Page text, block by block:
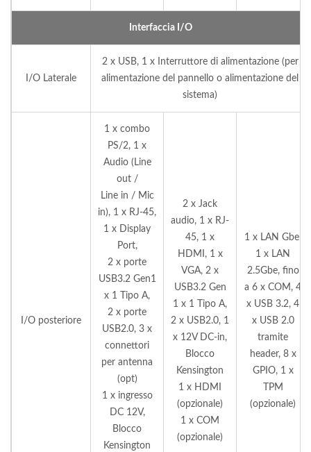
Interfaccia I/O
I/O Laterale
2 x USB, 1 x Interruttore di alimentazione (per
alimentazione del pannello o alimentazione del
sistema)
I/O posteriore
1 x combo
PS/2, 1 x
Audio (Line
out /
Line in / Mic
in), 1 x RJ-45,
1 x Display
Port,
2 x porte
USB3.2 Gen1
x 1 Tipo A,
2 x porte
USB2.0, 3 x
connettori
per antenna
(opt)
1 x ingresso
DC 12V,
Blocco
Kensington
2 x Jack
audio, 1 x RJ-
45, 1 x
HDMI, 1 x
VGA, 2 x
USB3.2 Gen
1 x 1 Tipo A,
2 x USB2.0, 1
x 12V DC-in,
Blocco
Kensington
1 x HDMI
(opzionale)
1 x COM
(opzionale)
1 x LAN Gbe,
1 x LAN
2.5Gbe, fino
a 6 x COM, 4
x USB 3.2, 4
x USB 2.0
tramite
header, 8 x
GPIO, 1 x
TPM
(opzionale)